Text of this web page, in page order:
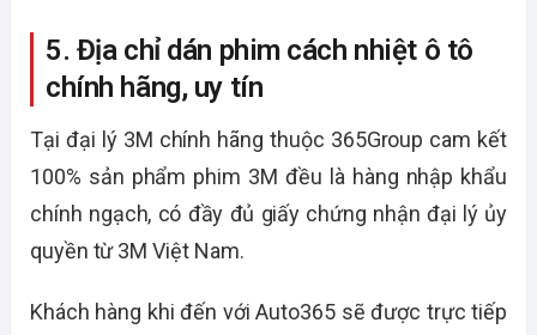
5. Địa chỉ dán phim cách nhiệt ô tô
chính hãng, uy tín
Tại đại lý 3M chính hãng thuộc 365Group cam kết
100% sản phẩm phim 3M đều là hàng nhập khẩu
chính ngạch, có đầy đủ giấy chứng nhận đại lý ủy
quyền từ 3M Việt Nam.
Khách hàng khi đến với Auto365 sẽ được trực tiếp